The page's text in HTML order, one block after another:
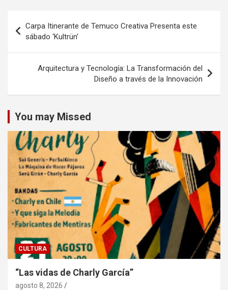
de
entradas
Carpa Itinerante de Temuco Creativa Presenta este
sábado ‘Kultrün’
Arquitectura y Tecnología: La Transformación del
Diseño a través de la Innovación
You may Missed
CULTURA
“Las vidas de Charly García”
agosto 8, 2026